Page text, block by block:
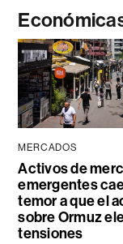
MERCADOS
Activos de
emergentes
temor a que el
sobre Ormuz
tensiones